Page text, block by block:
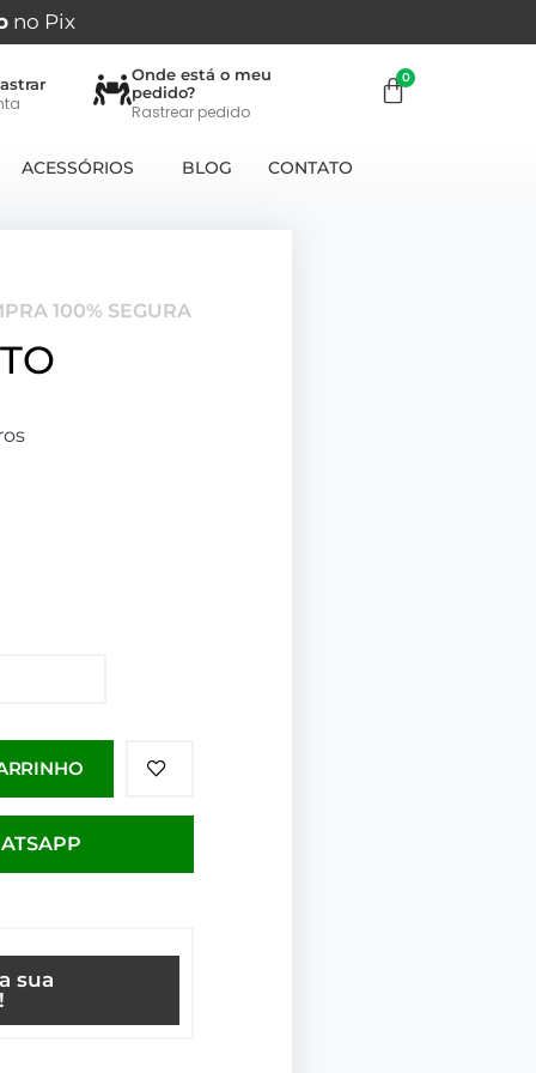
no Pix
Onde está o meu
pedido?
Rastrear pedido
ACESSÓRIOS BLOG CONTATO
100% SEGURA
sua